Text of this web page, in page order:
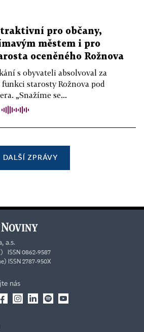
pro občany,
městem i pro
oceněného Rožnova
s obyvateli absolvoval za
starosty Rožnova pod
„Snažíme se...
DALŠÍ ZPRÁVY
a.s.
ISSN 0862-9587
ISSN 2787-950X
nás